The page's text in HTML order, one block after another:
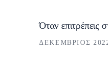
Όταν επιτρέπεις
ΔΕΚΈΜΒΡΙΟΣ